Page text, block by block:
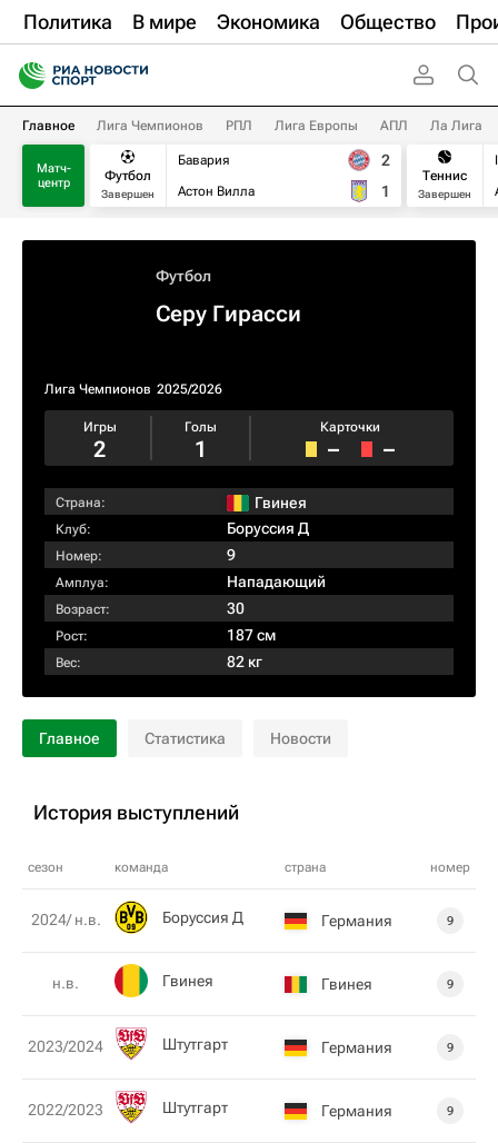
Политика В мире Экономика Общество
Главное Лига Чемпионов РПЛ Лига Европы АПЛ Ла Лига
Матч-
центр
Футбол
Завершен
Бавария
Астон Вилла
2
1
Теннис
Завершен
Футбол
Серу Гирасси
Лига Чемпионов 2025/2026
Игры
2
Голы
1
Карточки
– –
Страна: Гвинея
Клуб: Боруссия Д
Номер: 9
Амплуа: Нападающий
Возраст: 30
Рост: 187 см
Вес: 82 кг
Главное Статистика Новости
История выступлений
сезон команда страна номер
2024/ н.в. Боруссия Д Германия 9
н.в. Гвинея Гвинея 9
2023/2024 Штутгарт Германия 9
2022/2023 Штутгарт Германия 9